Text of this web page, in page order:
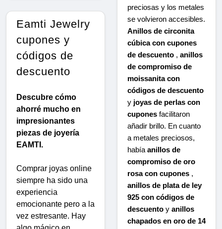
Eamti Jewelry
cupones y
códigos de
descuento
Descubre cómo
ahorré mucho en
impresionantes
piezas de joyería
EAMTI.
Comprar joyas online
siempre ha sido una
experiencia
emocionante pero a la
vez estresante. Hay
preciosas y los metales
se volvieron accesibles.
Anillos de circonita
cúbica con cupones
de descuento , anillos
de compromiso de
moissanita con
códigos de descuento
y joyas de perlas con
cupones facilitaron
añadir brillo. En cuanto
a metales preciosos,
había anillos de
compromiso de oro
rosa con cupones ,
anillos de plata de ley
925 con códigos de
descuento y anillos
chapados en oro de 14